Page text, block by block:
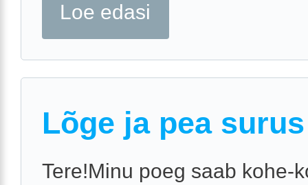
Loe edasi
Lõge ja pea surus
Tere!Minu poeg saab kohe-